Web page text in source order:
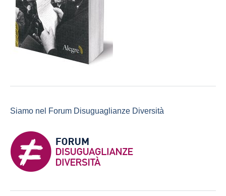
Siamo nel Forum Disuguaglianze Diversità